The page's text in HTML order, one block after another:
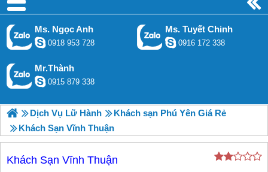
Ms. Ngọc Anh
0918 953 728
Ms. Tuyết Chinh
0916 172 338
Mr.Thành
0915 879 338
Dịch Vụ Lữ Hành
Khách sạn Phú Yên Giá Rẻ
Khách Sạn Vĩnh Thuận
Khách Sạn Vĩnh Thuận